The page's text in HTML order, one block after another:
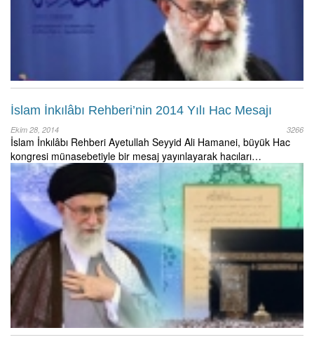
İslam İnkılâbı Rehberi’nin 2014 Yılı Hac Mesajı
Ekim 28, 2014 3266
İslam İnkılâbı Rehberi Ayetullah Seyyid Ali Hamanei, büyük Hac
kongresi münasebetiyle bir mesaj yayınlayarak hacıları…